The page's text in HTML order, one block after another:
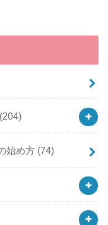
(204)
始め方 (74)